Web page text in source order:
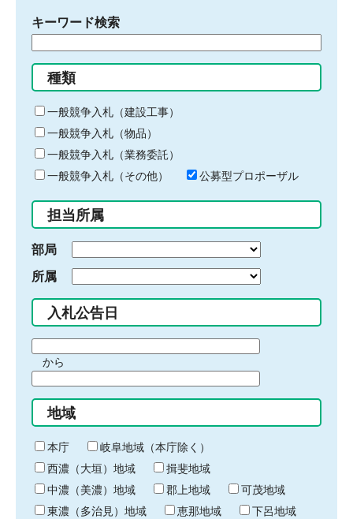
キーワード検索
る
キ
ー
ワ
ー
ド
入
力
種類
一般競争入札（建設工事）
一般競争入札（物品）
一般競争入札（業務委託）
一般競争入札（その他）
公募型プロポーザル
担当所属
部局
所属
入札公告日
間
始
り
から
間
終
わ
り
地域
本庁
岐阜地域（本庁除く）
西濃（大垣）地域
揖斐地域
中濃（美濃）地域
郡上地域
可茂地域
東濃（多治見）地域
恵那地域
下呂地域